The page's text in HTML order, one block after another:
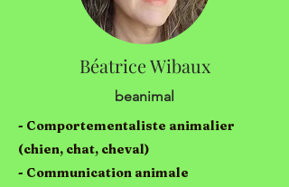
Béatrice Wibaux
beanimal
- Comportementaliste animalier
(chien, chat, cheval)
- Communication animale